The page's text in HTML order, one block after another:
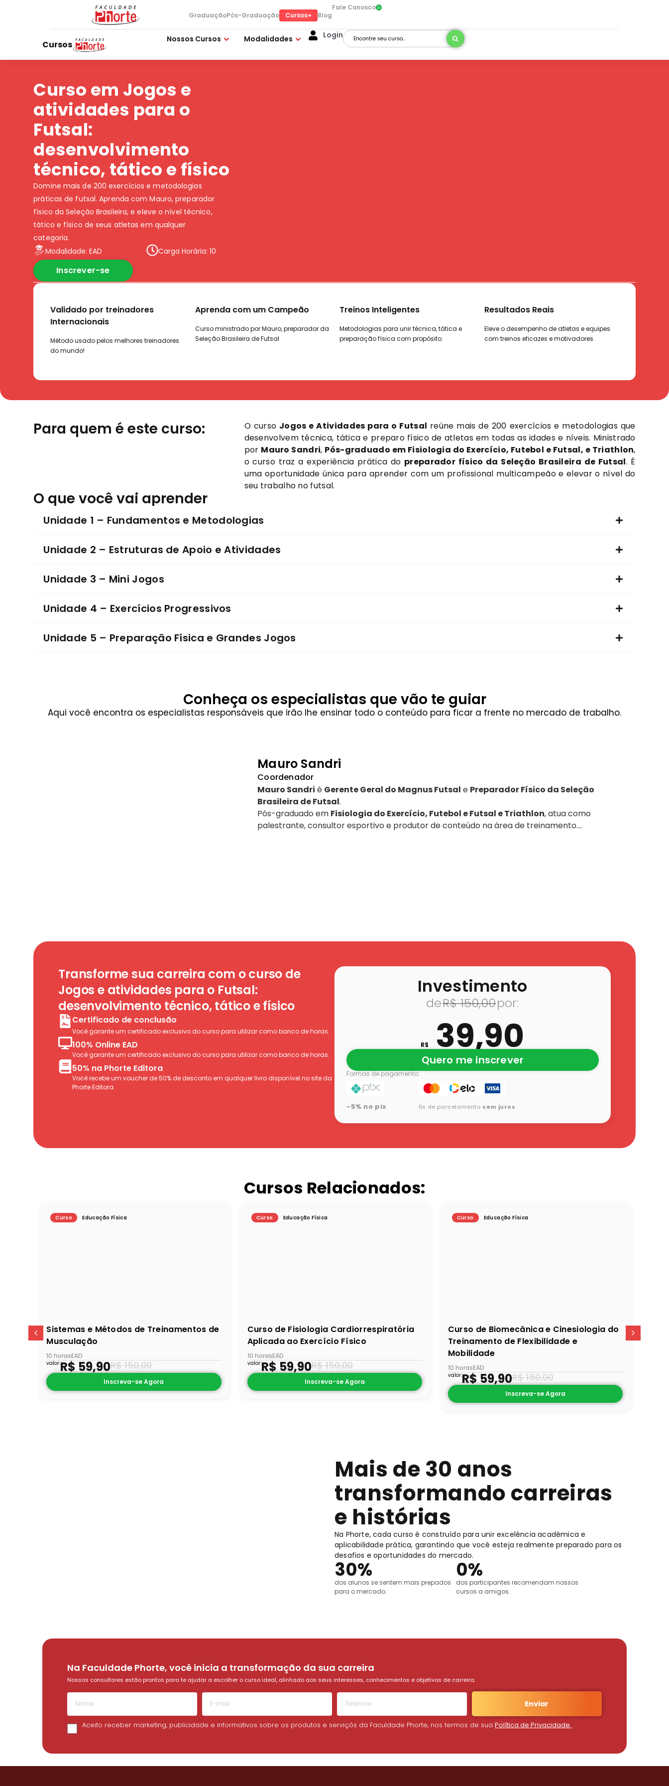
GraduaçãoPós-Graduação Cursos+ Blog
Fale Conosco
Cursos Nossos Cursos Modalidades Login
Curso em Jogos e
atividades para o
Futsal:
desenvolvimento
técnico, tático e físico
Domine mais de 200 exercícios e metodologias
práticas de futsal. Aprenda com Mauro, preparador
físico da Seleção Brasileira, e eleve o nível técnico,
tático e físico de seus atletas em qualquer
categoria.
Modalidade: EAD
Carga Horária: 10
Inscrever-se
Aprenda com um Campeão
Seleção Brasileira de Futsal
Treinos Inteligentes
Metodologias para unir técnica, tática e
preparação física com propósito.
Resultados Reais
Eleve o desempenho de atletas e equipes
com treinos eficazes e motivadores.
Validado por treinadores
Método usado pelos melhores treinadores
Para quem é este curso: O curso Jogos e Atividades para o Futsal reúne mais de 200 exercícios e metodologias que
desenvolvem técnica, tática e preparo físico de atletas em todas as idades e níveis. Ministrado
por Mauro Sandri, Pós-graduado em Fisiologia do Exercício, Futebol e Futsal, e Triathlon,
o curso traz a experiência prática do preparador físico da Seleção Brasileira de Futsal. É
uma oportunidade única para aprender com um profissional multicampeão e elevar o nível do
seu trabalho no futsal.
O que você vai aprender
Unidade 1 – Fundamentos e Metodologias
Unidade 2 – Estruturas de Apoio e Atividades
Unidade 3 – Mini Jogos
Unidade 4 – Exercícios Progressivos
Unidade 5 – Preparação Física e Grandes Jogos
Conheça os especialistas que vão te guiar
Aqui você encontra os especialistas responsáveis que irão lhe ensinar todo o conteúdo para ficar a frente no mercado de trabalho.
Mauro Sandri
Coordenador
Mauro Sandri é Gerente Geral do Magnus Futsal e Preparador Físico da Seleção
Brasileira de Futsal.
Pós-graduado em Fisiologia do Exercício, Futebol e Futsal e Triathlon, atua como
palestrante, consultor esportivo e produtor de conteúdo na área de treinamento.
Transforme sua carreira com o curso de
Jogos e atividades para o Futsal:
desenvolvimento técnico, tático e físico
Certificado de conclusão
Você garante um certificado exclusivo do curso para utilizar como banco de horas.
100% Online EAD
Você garante um certificado exclusivo do curso para utilizar como banco de horas.
50% na Phorte Editora
Você recebe um voucher de 50% de desconto em qualquer livro disponível no site da
Phorte Editora.
Investimento
R$150,00
R$ 39,90
Quero me inscrever
Formas de pagamento:
-5% no pix 6x de parcelamento sem juros
Cursos Relacionados:
Curso Educação Física
Sistemas e Métodos de Treinamentos de
Musculação
10 horasEAD
valor:R$ 59,90R$150,00
Inscreva-se Agora
Curso Educação Física
Curso de Fisiologia Cardiorrespiratória
Aplicada ao Exercício Físico
10 horasEAD
valor:R$ 59,90R$150,00
Inscreva-se Agora
Curso Educação Física
Curso de Biomecânica e Cinesiologia do
Treinamento de Flexibilidade e
Mobilidade
10 horasEAD
valor:R$ 59,90R$150,00
Inscreva-se Agora
Mais de 30 anos
transformando carreiras
e histórias
Na Phorte, cada curso é construído para unir excelência acadêmica e
aplicabilidade prática, garantindo que você esteja realmente preparado para os
desafios e oportunidades do mercado.
dos alunos se sentem mais prepados
para o mercado.
30%
dos participantes recomendam nossos
cursos a amigos.
0%
Na Faculdade Phorte, você inicia a transformação da sua carreira
Nossos consultores estão prontos para te ajudar a escolher o curso ideal, alinhado aos seus interesses, conhecimentos e objetivos de carreira.
Aceito receber marketing, publicidade e informativos sobre os produtos e serviçõs da Faculdade Phorte, nos termos de suaPolítica de Privacidade.
Enviar